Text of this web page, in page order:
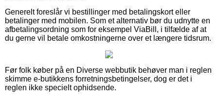
Generelt foreslår vi bestillinger med betalingskort eller
betalinger med mobilen. Som et alternativ bør du udnytte en
afbetalingsordning som for eksempel ViaBill, i tilfælde af at
du gerne vil betale omkostningerne over et længere tidsrum.
Før folk køber på en Diverse webbutik behøver man i reglen
skimme e-butikkens forretningsbetingelser, dog er det i
reglen ikke specielt ophidsende.